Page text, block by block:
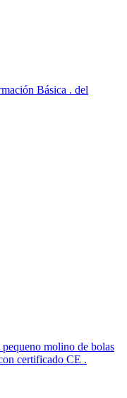
Básica . del
molino de bolas
certificado CE .